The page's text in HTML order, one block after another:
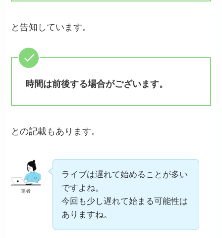
と告知しています。
時間は前後する場合がございます。
との記載もあります。
筆者
ライブは遅れて始めることが多い
ですよね。
今回も少し遅れて始まる可能性は
ありますね。